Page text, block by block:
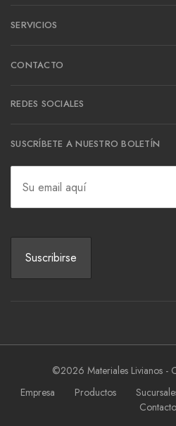
SERVICIOS
CONTACTO
REDES SOCIALES
SUSCRÍBETE A NUESTRO BOLETÍN
©2026 Materiales Livianos -
Empresa
Productos
Contacto